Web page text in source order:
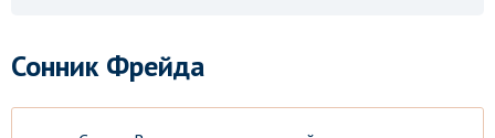
Сонник Фрейда